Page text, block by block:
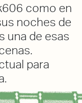
como en
noches de
una de esas
para